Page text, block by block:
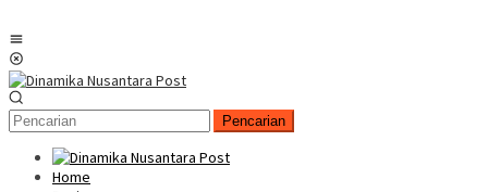
Pencarian
Home